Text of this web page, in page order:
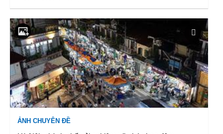
ẢNH CHUYÊN ĐỀ